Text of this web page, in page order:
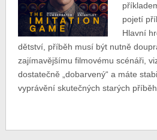
pojetí
Hlavní
dětství, příběh musí být nutně
zajímavějšímu filmovému scénáři,
dostatečně „dobarvený“ a máte
vyprávění skutečných starých